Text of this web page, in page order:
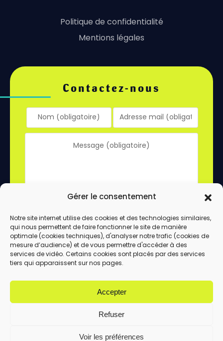
Gérer le consentement
Notre site internet utilise des cookies et des technologies similaires,
qui nous permettent de faire fonctionner le site de manière
optimale (cookies techniques), d'analyser notre trafic (cookies de
mesure d’audience) et de vous permettre d'accéder à des
services de vidéo. Certains cookies sont placés par des services
tiers qui apparaissent sur nos pages.
Accepter
Refuser
Voir les préférences
Politique de confidentialité
Mentions légales
Contactez-nous
En utilisant ce formulaire, vous acceptez le
stockage et le traitement de vos données
par ce site.